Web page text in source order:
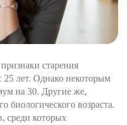
старения
25 лет. Однако некоторым
на 30. Другие же,
биологического возраста.
среди которых